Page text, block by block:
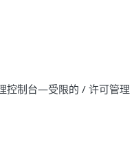
控制台—受限的 / 许可管理